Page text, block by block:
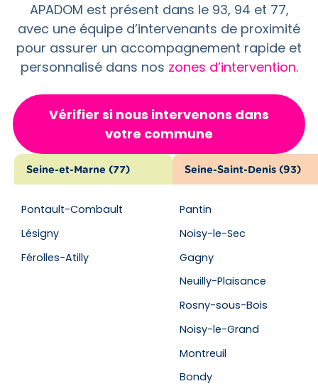
APADOM est présent dans le 93, 94 et 77,
avec une équipe d’intervenants de proximité
pour assurer un accompagnement rapide et
personnalisé dans nos zones d’intervention.
Vérifier si nous intervenons dans
votre commune
Seine-et-Marne (77)
Pontault-Combault
Lésigny
Férolles-Atilly
Seine-Saint-Denis (93)
Pantin
Noisy-le-Sec
Gagny
Neuilly-Plaisance
Rosny-sous-Bois
Noisy-le-Grand
Montreuil
Bondy